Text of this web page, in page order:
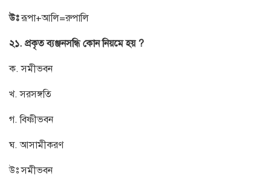
উঃরূপা+আলি=রুপালি
২১. প্রকৃত ব্যঞ্জনসন্ধি কোন নিয়মে হয় ?
ক. সমীভবন
খ. সরসঙ্গতি
গ. বিষ্ণীভবন
ঘ. আসামীকরণ
উঃ সমীভবন